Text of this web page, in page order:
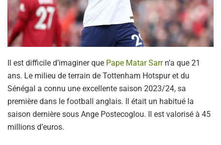
Il est difficile d’imaginer que Pape Matar Sarrn’a que 21
ans. Le milieu de terrain de Tottenham Hotspur et du
Sénégal a connu une excellente saison 2023/24, sa
première dans le football anglais. Il était un habitué la
saison dernière sous Ange Postecoglou. Il est valorisé à 45
millions d’euros.